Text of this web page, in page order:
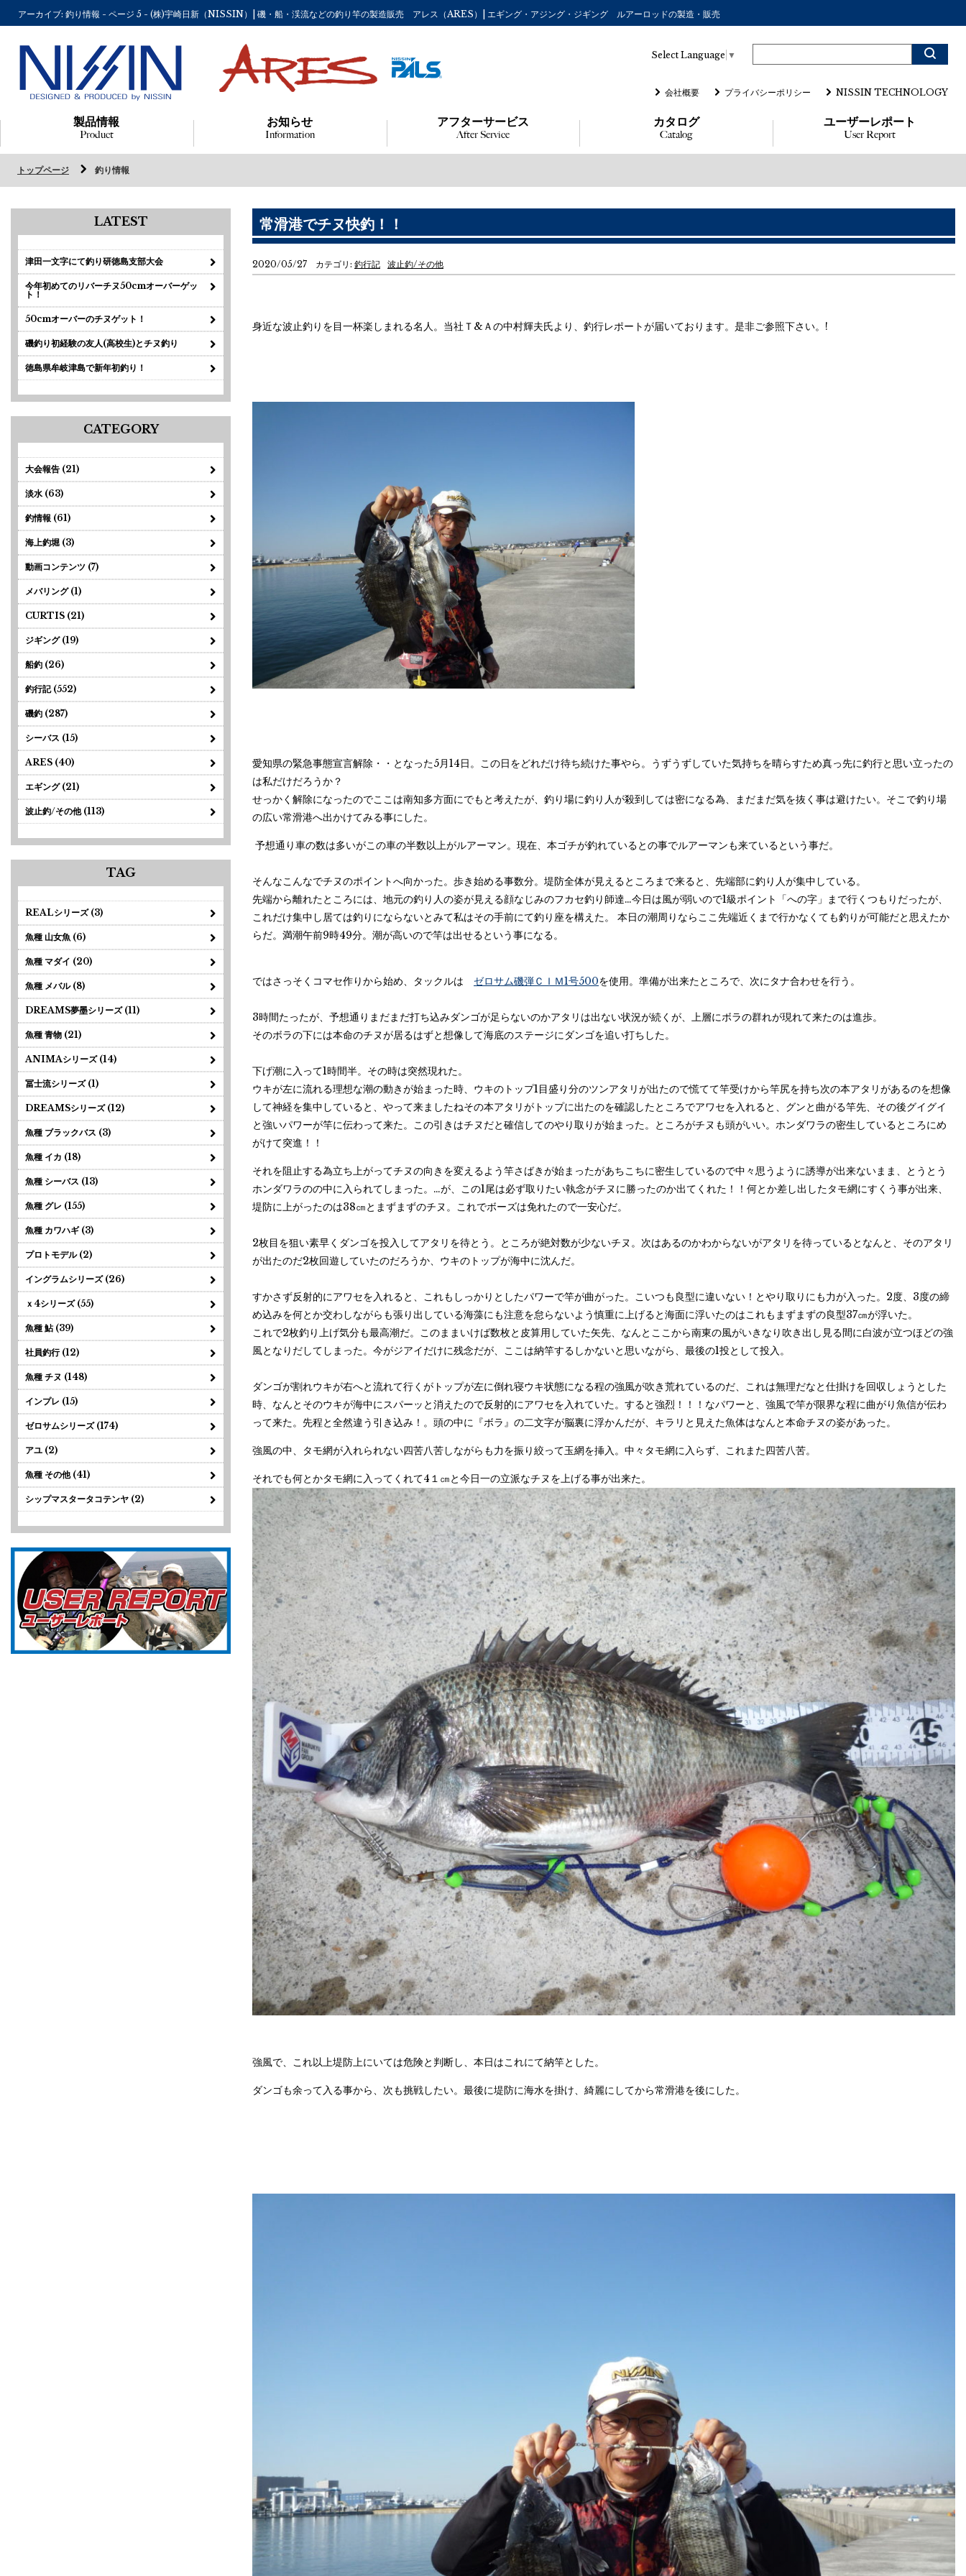
アーカイブ: 釣り情報 - ページ 5 - (株)宇崎日新（NISSIN）| 磯・船・渓流などの釣り竿の製造販売 アレス（ARES）| エギング・アジング・ジギング ルアーロッドの製造・販売
Select Language ▼
会社概要 プライバシーポリシー NISSIN TECHNOLOGY
製品情報
Product
お知らせ
Information
アフターサービス
After Service
カタログ
Catalog
ユーザーレポート
User Report
トップページ 釣り情報
LATEST
津田一文字にて釣り研徳島支部大会
今年初めてのリバーチヌ50cmオーバーゲッ
ト！
50cmオーバーのチヌゲット！
磯釣り初経験の友人(高校生)とチヌ釣り
徳島県牟岐津島で新年初釣り！
CATEGORY
大会報告 (21)
淡水 (63)
釣情報 (61)
海上釣堀 (3)
動画コンテンツ (7)
メバリング (1)
CURTIS (21)
ジギング (19)
船釣 (26)
釣行記 (552)
磯釣 (287)
シーバス (15)
ARES (40)
エギング (21)
波止釣/その他 (113)
TAG
REALシリーズ (3)
魚種 山女魚 (6)
魚種 マダイ (20)
魚種 メバル (8)
DREAMS夢墨シリーズ (11)
魚種 青物 (21)
ANIMAシリーズ (14)
冨士流シリーズ (1)
DREAMSシリーズ (12)
魚種 ブラックバス (3)
魚種 イカ (18)
魚種 シーバス (13)
魚種 グレ (155)
魚種 カワハギ (3)
プロトモデル (2)
イングラムシリーズ (26)
ｘ4シリーズ (55)
魚種 鮎 (39)
社員釣行 (12)
魚種 チヌ (148)
インプレ (15)
ゼロサムシリーズ (174)
アユ (2)
魚種 その他 (41)
シップマスタータコテンヤ (2)
常滑港でチヌ快釣！！
2020/05/27 カテゴリ: 釣行記 波止釣/その他
身近な波止釣りを目一杯楽しまれる名人。当社Ｔ&Ａの中村輝夫氏より、釣行レポートが届いております。是非ご参照下さい。!
愛知県の緊急事態宣言解除・・となった5月14日。この日をどれだけ待ち続けた事やら。うずうずしていた気持ちを晴らすため真っ先に釣行と思い立ったの
は私だけだろうか？
せっかく解除になったのでここは南知多方面にでもと考えたが、釣り場に釣り人が殺到しては密になる為、まだまだ気を抜く事は避けたい。そこで釣り場
の広い常滑港へ出かけてみる事にした。
予想通り車の数は多いがこの車の半数以上がルアーマン。現在、本ゴチが釣れているとの事でルアーマンも来ているという事だ。
そんなこんなでチヌのポイントへ向かった。歩き始める事数分。堤防全体が見えるところまで来ると、先端部に釣り人が集中している。
先端から離れたところには、地元の釣り人の姿が見える顔なじみのフカセ釣り師達…今日は風が弱いので1級ポイント「への字」まで行くつもりだったが、
これだけ集中し居ては釣りにならないとみて私はその手前にて釣り座を構えた。 本日の潮周りならここ先端近くまで行かなくても釣りが可能だと思えたか
らだ。満潮午前9時49分。潮が高いので竿は出せるという事になる。
ではさっそくコマセ作りから始め、タックルは ゼロサム磯弾ＣＩＭ1号500を使用。準備が出来たところで、次にタナ合わせを行う。
3時間たったが、予想通りまだまだ打ち込みダンゴが足らないのかアタリは出ない状況が続くが、上層にボラの群れが現れて来たのは進歩。
そのボラの下には本命のチヌが居るはずと想像して海底のステージにダンゴを追い打ちした。
下げ潮に入って1時間半。その時は突然現れた。
ウキが左に流れる理想な潮の動きが始まった時、ウキのトップ1目盛り分のツンアタリが出たので慌てて竿受けから竿尻を持ち次の本アタリがあるのを想像
して神経を集中していると、やって来ましたねその本アタリがトップに出たのを確認したところでアワセを入れると、グンと曲がる竿先、その後グイグイ
と強いパワーが竿に伝わって来た。この引きはチヌだと確信してのやり取りが始まった。ところがチヌも頭がいい。ホンダワラの密生しているところにめ
がけて突進！！
それを阻止する為立ち上がってチヌの向きを変えるよう竿さばきが始まったがあちこちに密生しているので中々思うように誘導が出来ないまま、とうとう
ホンダワラのの中に入られてしまった。…が、この1尾は必ず取りたい執念がチヌに勝ったのか出てくれた！！何とか差し出したタモ網にすくう事が出来、
堤防に上がったのは38㎝とまずまずのチヌ。これでボーズは免れたので一安心だ。
2枚目を狙い素早くダンゴを投入してアタリを待とう。ところが絶対数が少ないチヌ。次はあるのかわからないがアタリを待っているとなんと、そのアタリ
が出たのだ2枚回遊していたのだろうか、ウキのトップが海中に沈んだ。
すかさず反射的にアワセを入れると、これもしっかりとしたパワーで竿が曲がった。こいつも良型に違いない！とやり取りにも力が入った。2度、3度の締
め込みを何とか交わしながらも張り出している海藻にも注意を怠らないよう慎重に上げると海面に浮いたのはこれもまずまずの良型37㎝が浮いた。
これで2枚釣り上げ気分も最高潮だ。このままいけば数枚と皮算用していた矢先、なんとここから南東の風がいきなり吹き出し見る間に白波が立つほどの強
風となりだしてしまった。今がジアイだけに残念だが、ここは納竿するしかないと思いながら、最後の1投として投入。
ダンゴが割れウキが右へと流れて行くがトップが左に倒れ寝ウキ状態になる程の強風が吹き荒れているのだ、これは無理だなと仕掛けを回収しょうとした
時、なんとそのウキが海中にスパーッと消えたので反射的にアワセを入れていた。すると強烈！！！なパワーと、強風で竿が限界な程に曲がり魚信が伝わ
って来た。先程と全然違う引き込み！。頭の中に『ボラ』の二文字が脳裏に浮かんだが、キラリと見えた魚体はなんと本命チヌの姿があった。
強風の中、タモ網が入れられない四苦八苦しながらも力を振り絞って玉網を挿入。中々タモ網に入らず、これまた四苦八苦。
それでも何とかタモ網に入ってくれて4１㎝と今日一の立派なチヌを上げる事が出来た。
強風で、これ以上堤防上にいては危険と判断し、本日はこれにて納竿とした。
ダンゴも余って入る事から、次も挑戦したい。最後に堤防に海水を掛け、綺麗にしてから常滑港を後にした。